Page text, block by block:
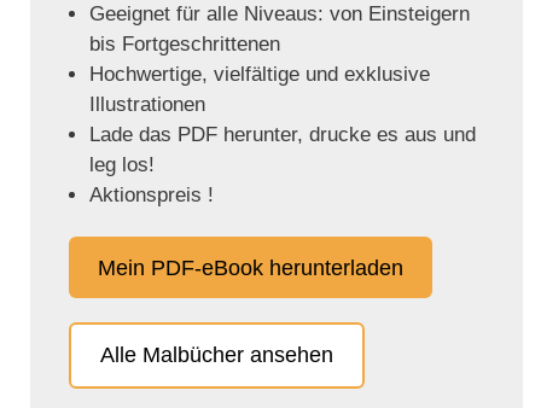
Geeignet für alle Niveaus: von Einsteigern
bis Fortgeschrittenen
Hochwertige, vielfältige und exklusive
Illustrationen
Lade das PDF herunter, drucke es aus und
leg los!
Aktionspreis !
Mein PDF-eBook herunterladen
Alle Malbücher ansehen